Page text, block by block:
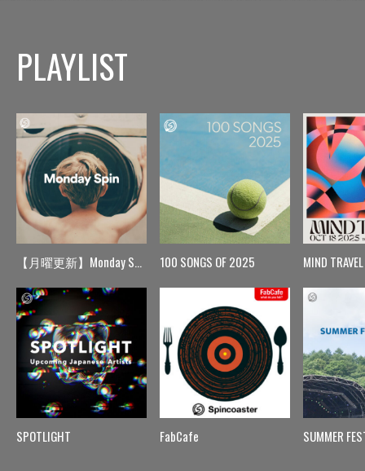
PLAYLIST
【月曜更新】Monday Spin
SPOTLIGHT
100 SONGS OF 2025
FabCafe
MIND TRAVEL
SUMMER